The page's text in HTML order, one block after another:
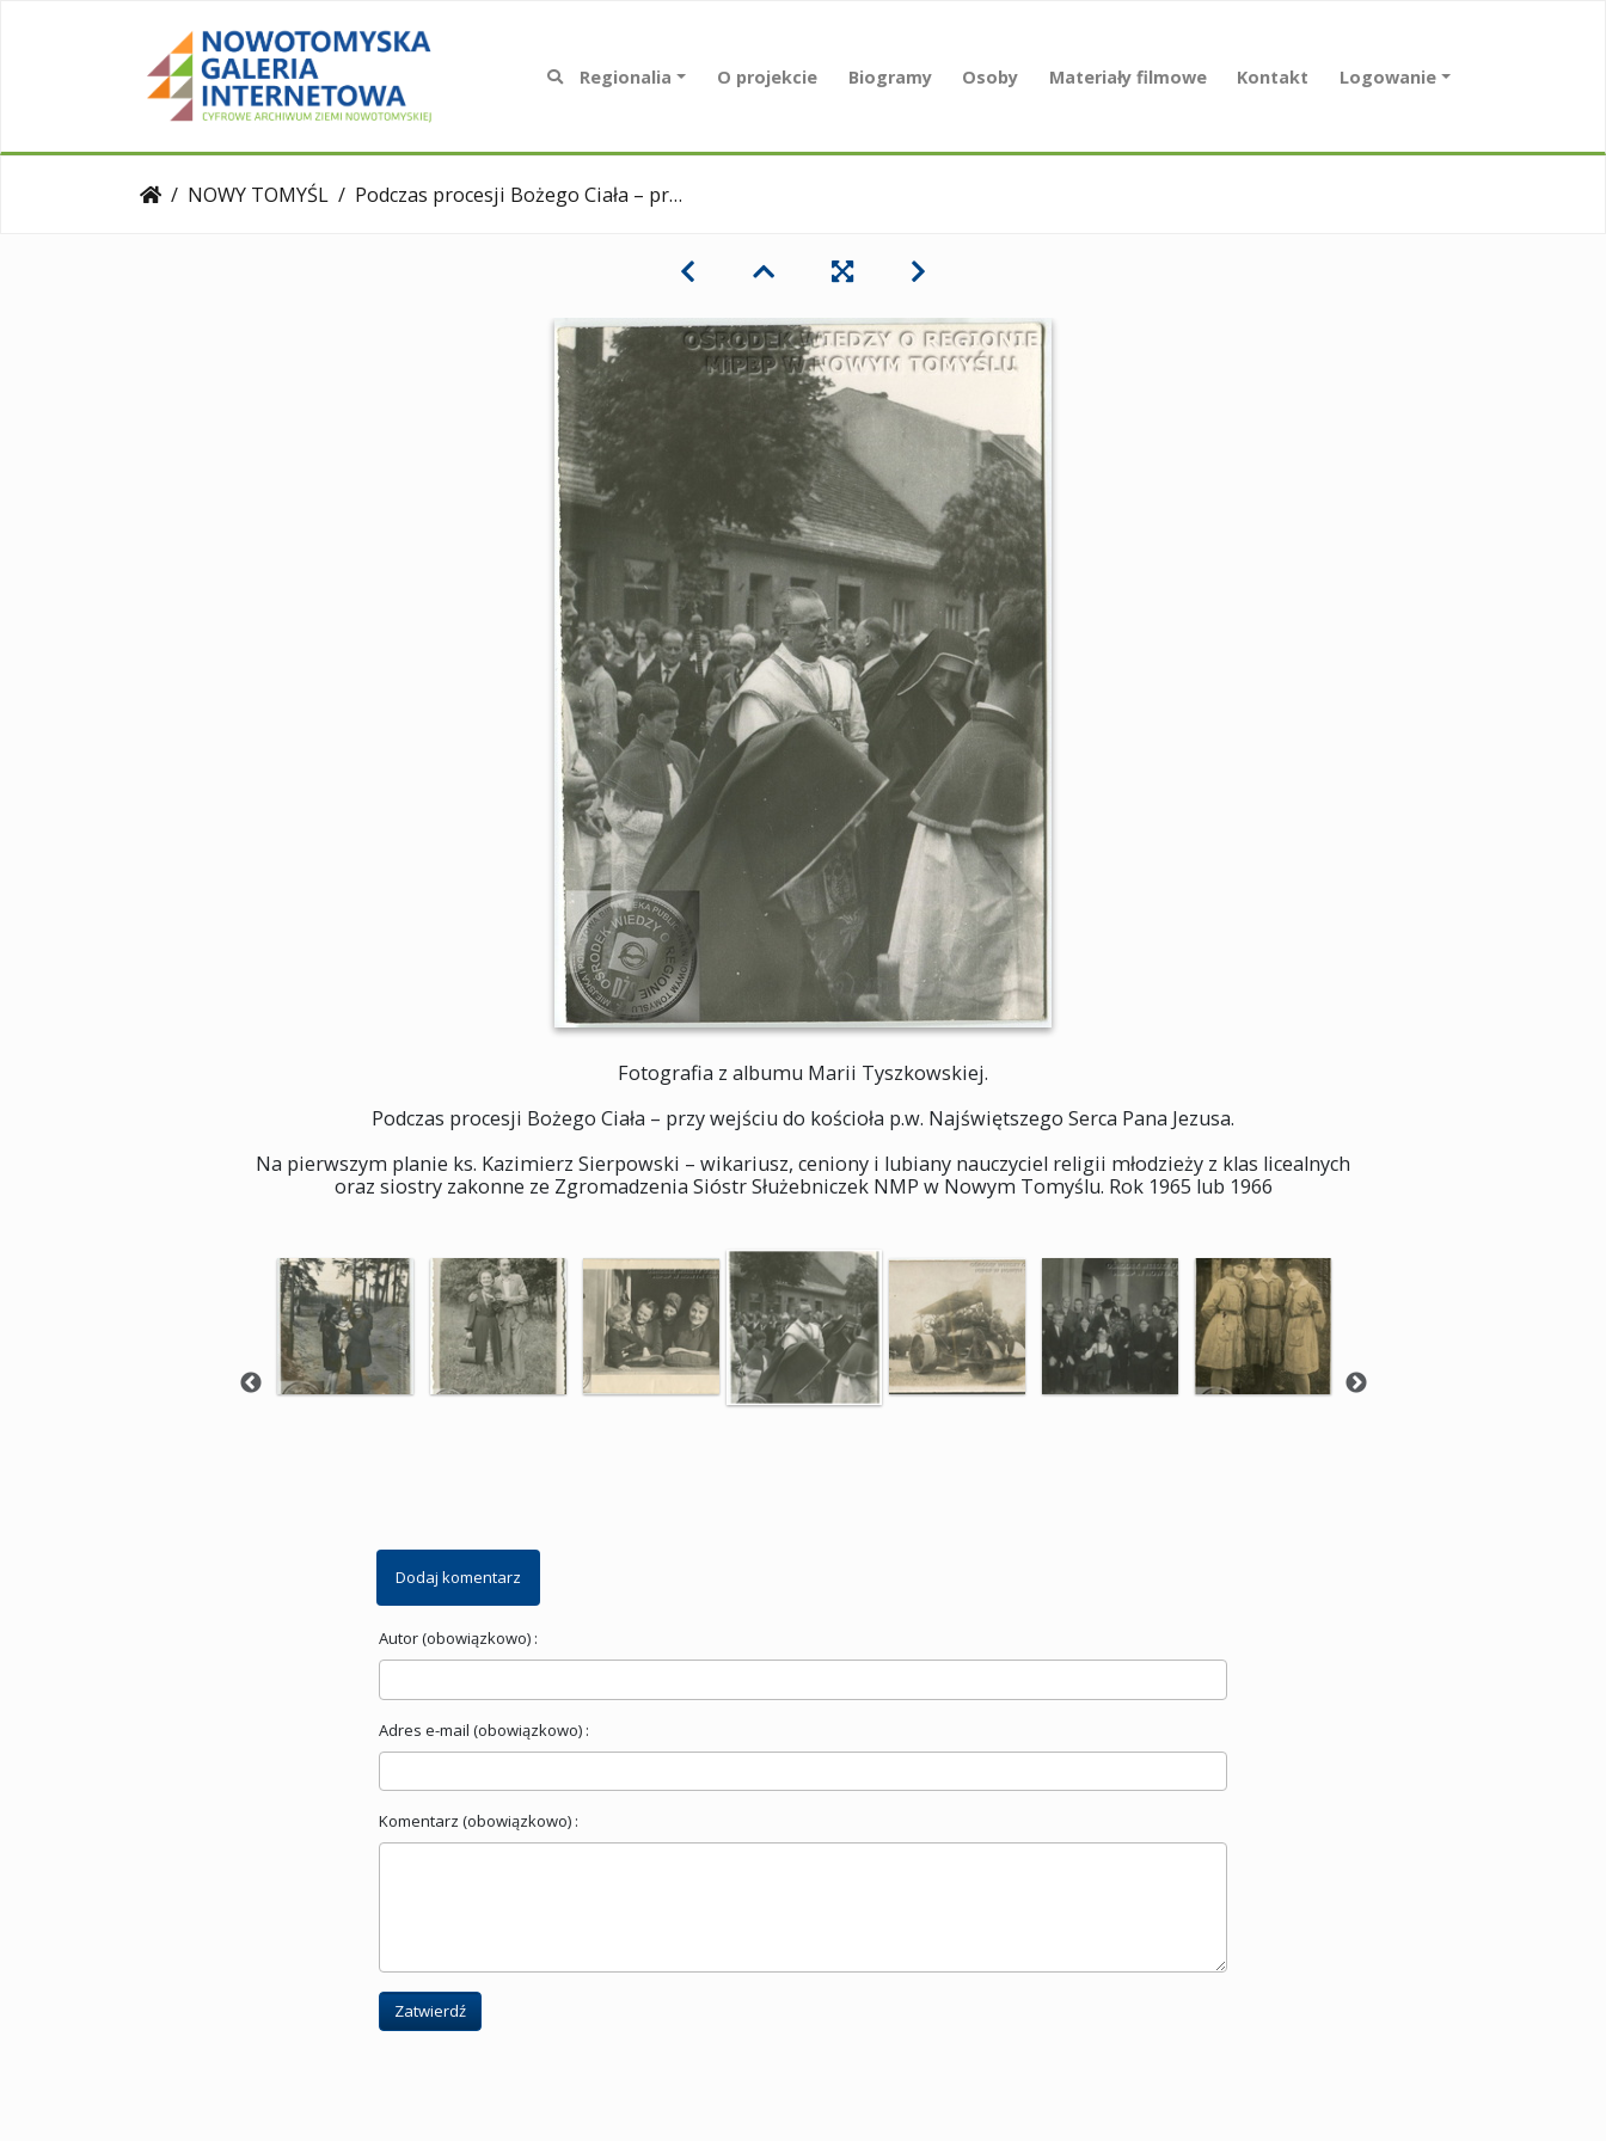
Regionalia O projekcie Biogramy Osoby Materiały filmowe Kontakt Logowanie
NOWY TOMYŚL Podczas procesji Bożego Ciała – przy wejściu do kościoła p.w. Najświętszego Serca Pana Jezusa
Fotografia z albumu Marii Tyszkowskiej.
Podczas procesji Bożego Ciała – przy wejściu do kościoła p.w. Najświętszego Serca Pana Jezusa.
Na pierwszym planie ks. Kazimierz Sierpowski – wikariusz, ceniony i lubiany nauczyciel religii młodzieży z klas licealnych
oraz siostry zakonne ze Zgromadzenia Sióstr Służebniczek NMP w Nowym Tomyślu. Rok 1965 lub 1966
Dodaj komentarz
Autor (obowiązkowo) :
Adres e-mail (obowiązkowo) :
Komentarz (obowiązkowo) :
Zatwierdź